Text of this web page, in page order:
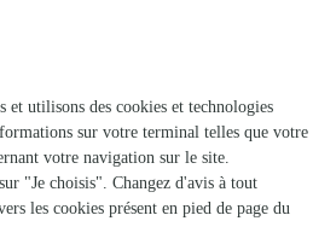
à Preigney et dans ses
Les